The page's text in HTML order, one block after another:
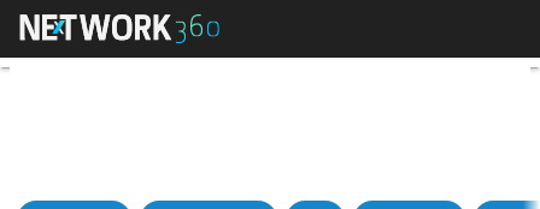
Aws, Franco Spicciariello: “Il